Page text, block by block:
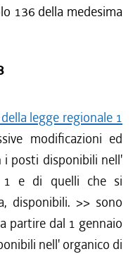
136 della medesima
legge regionale 1
modificazioni ed
i posti disponibili nell'
1 e di quelli che si
disponibili. >> sono
partire dal 1 gennaio
nell' organico di